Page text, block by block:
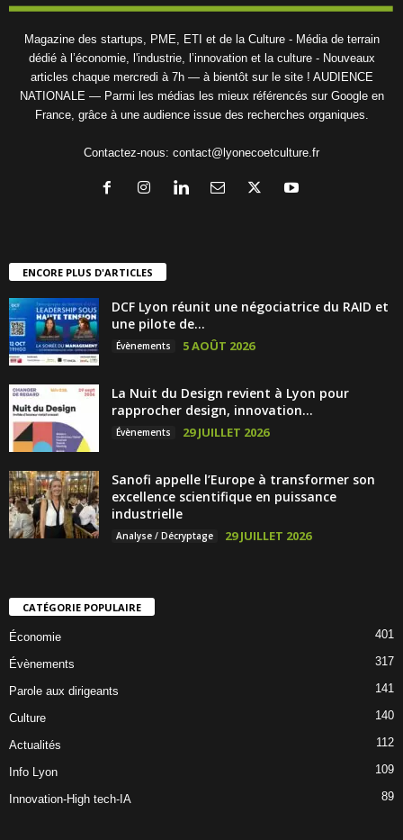
Magazine des startups, PME, ETI et de la Culture - Média de terrain
dédié à l’économie, l'industrie, l’innovation et la culture - Nouveaux
articles chaque mercredi à 7h — à bientôt sur le site ! AUDIENCE
NATIONALE — Parmi les médias les mieux référencés sur Google en
France, grâce à une audience issue des recherches organiques.
Contactez-nous: contact@lyonecoetculture.fr
ENCORE PLUS D'ARTICLES
DCF Lyon réunit une négociatrice du RAID et
une pilote de...
Évènements 5 AOÛT 2026
La Nuit du Design revient à Lyon pour
rapprocher design, innovation...
Évènements 29 JUILLET 2026
Sanofi appelle l’Europe à transformer son
excellence scientifique en puissance
industrielle
Analyse / Décryptage 29 JUILLET 2026
CATÉGORIE POPULAIRE
Économie 401
Évènements 317
Parole aux dirigeants 141
Culture 140
Actualités 112
Info Lyon 109
Innovation-High tech-IA 89